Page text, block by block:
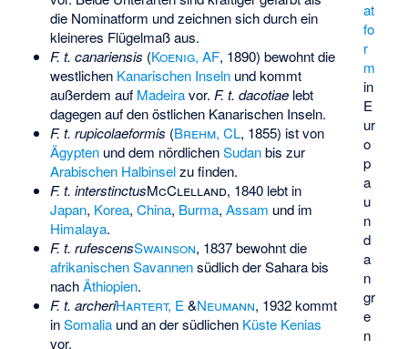
at
fo
r
m
in
E
ur
o
p
a
u
n
d
a
n
gr
e
n
die Nominatform und zeichnen sich durch ein
kleineres Flügelmaß aus.
F. t. canariensis (Koenig, AF, 1890) bewohnt die
westlichen Kanarischen Inselnund kommt
außerdem auf Madeiravor. F. t. dacotiaelebt
dagegen auf den östlichen Kanarischen Inseln.
F. t. rupicolaeformis (Brehm, CL, 1855) ist von
Ägyptenund dem nördlichenSudanbis zur
Arabischen Halbinselzu finden.
F. t. interstinctusMcClelland, 1840 lebt in
Japan, Korea, China, Burma, Assam und im
Himalaya.
F. t. rufescensSwainson, 1837 bewohnt die
afrikanischen Savannensüdlich der Sahara bis
nachÄthiopien.
F. t. archeriHartert, E&Neumann, 1932 kommt
inSomaliaund an der südlichen Küste Kenias
vor.